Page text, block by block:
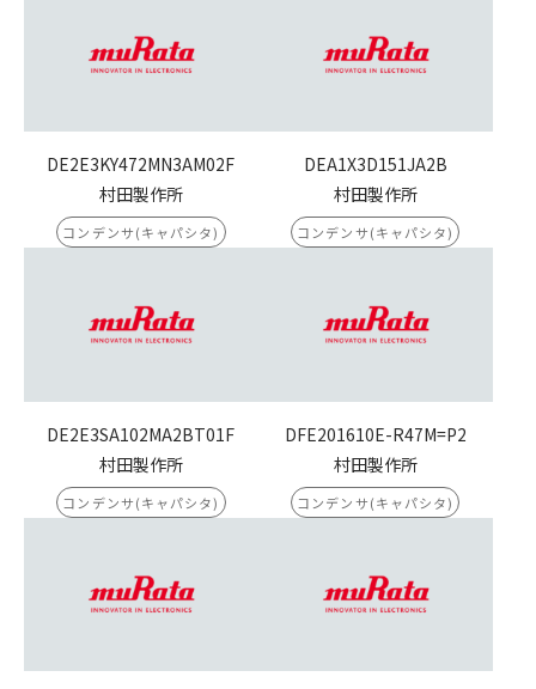
DE2E3KY472MN3AM02F
村田製作所
コンデンサ(キャパシタ)
DEA1X3D151JA2B
村田製作所
コンデンサ(キャパシタ)
DE2E3SA102MA2BT01F
村田製作所
コンデンサ(キャパシタ)
DFE201610E-R47M=P2
村田製作所
コンデンサ(キャパシタ)